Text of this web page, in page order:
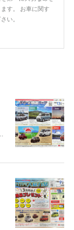
す。 お車に関す
い。